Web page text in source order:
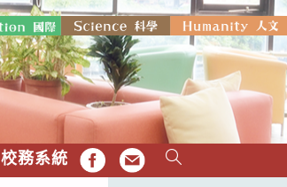
校務系統 FB EMAIL